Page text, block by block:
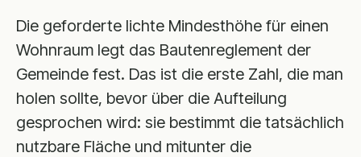
Die geforderte lichte Mindesthöhe für einen
Wohnraum legt das Bautenreglement der
Gemeinde fest. Das ist die erste Zahl, die man
holen sollte, bevor über die Aufteilung
gesprochen wird: sie bestimmt die tatsächlich
nutzbare Fläche und mitunter die